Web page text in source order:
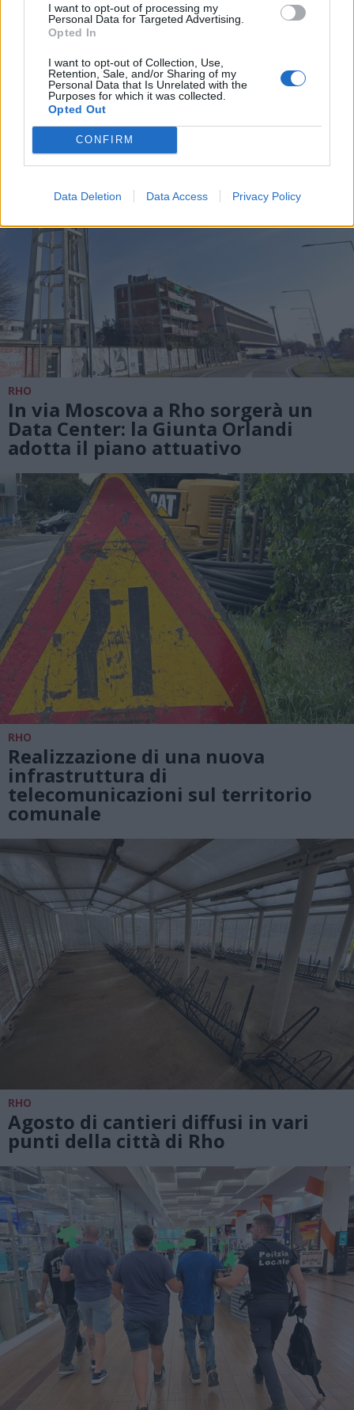
I want to opt-out of processing my
Personal Data for Targeted Advertising.
Opted In
I want to opt-out of Collection, Use,
Retention, Sale, and/or Sharing of my
Personal Data that Is Unrelated with the
Purposes for which it was collected.
Opted Out
CONFIRM
Data Deletion Data Access Privacy Policy
ALTRE NOTIZIE DI RHO
RHO
In via Moscova a Rho sorgerà un
Data Center: la Giunta Orlandi
adotta il piano attuativo
RHO
Realizzazione di una nuova
infrastruttura di
telecomunicazioni sul territorio
comunale
RHO
Agosto di cantieri diffusi in vari
punti della città di Rho